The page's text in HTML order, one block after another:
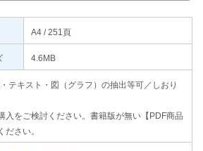
A4 / 251頁
4.6MB
テキスト・図（グラフ）の抽出等可／しおり
をご検討ください。書籍版が無い【PDF商品
さい。